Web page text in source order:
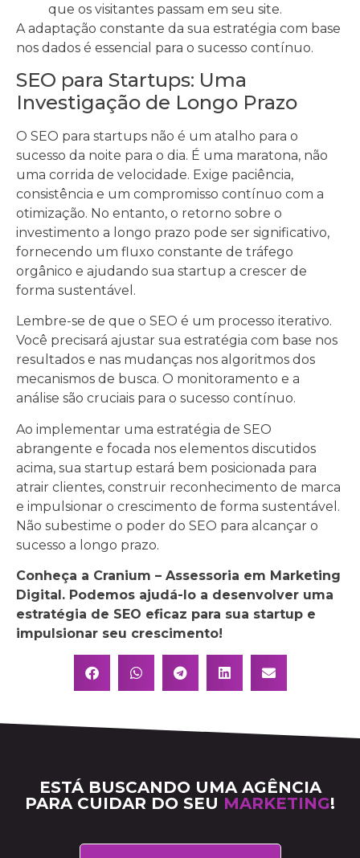
que os visitantes passam em seu site.
A adaptação constante da sua estratégia com base
nos dados é essencial para o sucesso contínuo.
SEO para Startups: Uma
Investigação de Longo Prazo
O SEO para startups não é um atalho para o
sucesso da noite para o dia. É uma maratona, não
uma corrida de velocidade. Exige paciência,
consistência e um compromisso contínuo com a
otimização. No entanto, o retorno sobre o
investimento a longo prazo pode ser significativo,
fornecendo um fluxo constante de tráfego
orgânico e ajudando sua startup a crescer de
forma sustentável.
Lembre-se de que o SEO é um processo iterativo.
Você precisará ajustar sua estratégia com base nos
resultados e nas mudanças nos algoritmos dos
mecanismos de busca. O monitoramento e a
análise são cruciais para o sucesso contínuo.
Ao implementar uma estratégia de SEO
abrangente e focada nos elementos discutidos
acima, sua startup estará bem posicionada para
atrair clientes, construir reconhecimento de marca
e impulsionar o crescimento de forma sustentável.
Não subestime o poder do SEO para alcançar o
sucesso a longo prazo.
Conheça a Cranium – Assessoria em Marketing
Digital. Podemos ajudá-lo a desenvolver uma
estratégia de SEO eficaz para sua startup e
impulsionar seu crescimento!
ESTÁ BUSCANDO UMA AGÊNCIA
PARA CUIDAR DO SEU MARKETING!